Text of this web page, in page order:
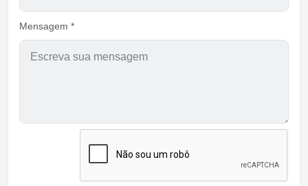
Mensagem *